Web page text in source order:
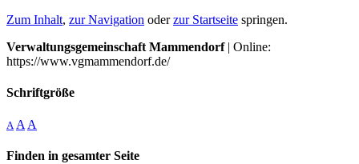
Zum Inhalt, zur Navigation oderzur Startseite springen.
Verwaltungsgemeinschaft Mammendorf| Online:
https://www.vgmammendorf.de/
Schriftgröße
A A A
Finden in gesamter Seite